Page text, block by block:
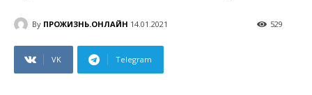
By ПРОЖИЗНЬ.ОНЛАЙН 14.01.2021 529
VK Telegram